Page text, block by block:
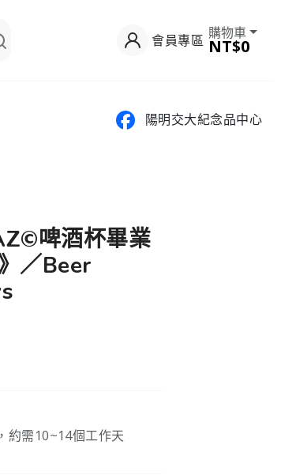
會員專區 購物車
NT$0
陽明交大紀念品中心
啤酒杯畢業
／Beer
約需10~14個工作天